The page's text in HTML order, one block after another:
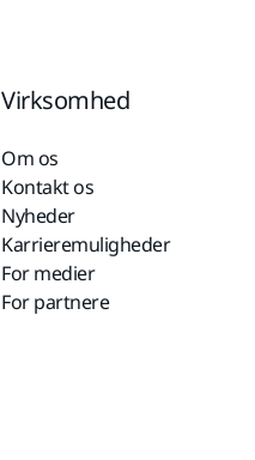
Virksomhed
Om os
Kontakt os
Nyheder
Karrieremuligheder
For medier
For partnere